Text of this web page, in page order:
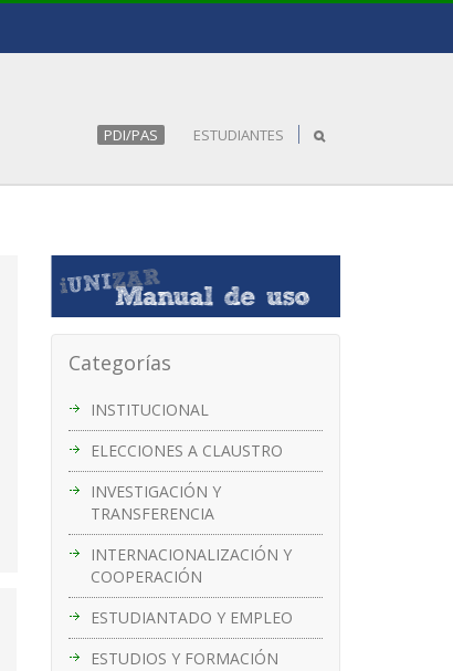
PDI/PAS ESTUDIANTES
Categorías
INSTITUCIONAL
ELECCIONES A CLAUSTRO
INVESTIGACIÓN Y
TRANSFERENCIA
INTERNACIONALIZACIÓN Y
COOPERACIÓN
ESTUDIANTADO Y EMPLEO
ESTUDIOS Y FORMACIÓN